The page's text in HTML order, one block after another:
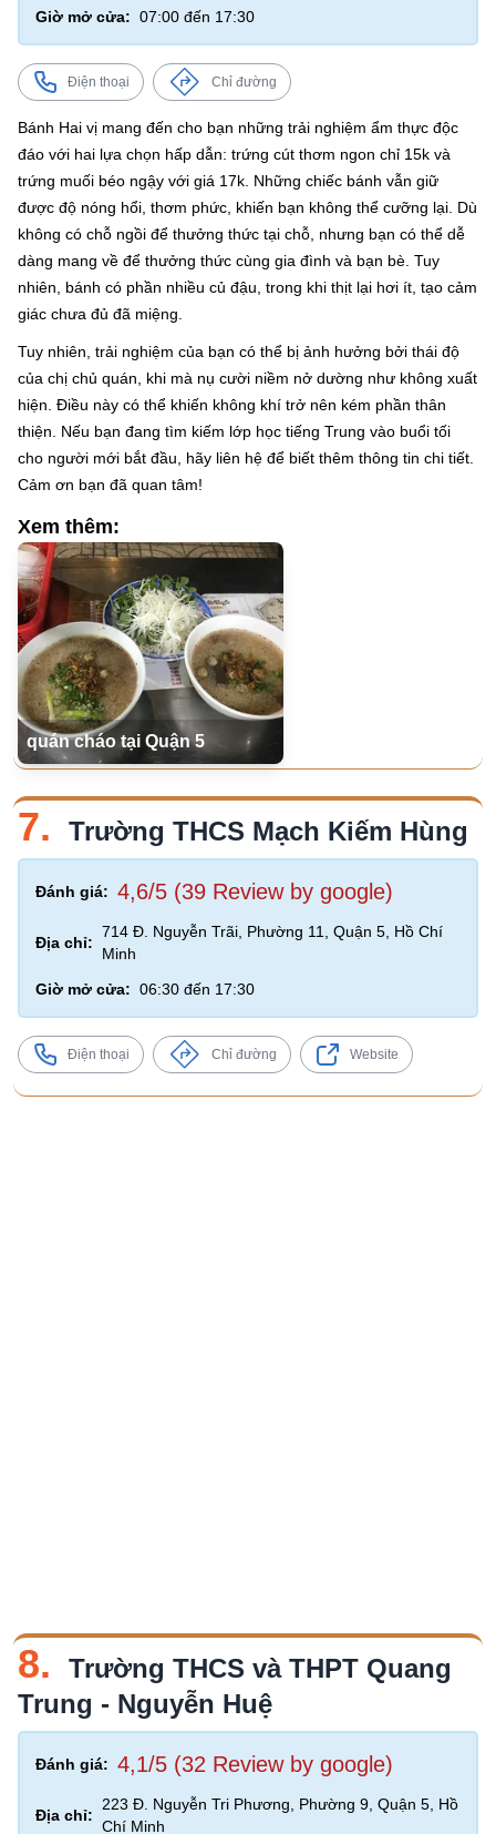
Giờ mở cửa: 07:00 đến 17:30
Điện thoại Chỉ đường
Bánh Hai vị mang đến cho bạn những trải nghiệm ẩm thực độc
đáo với hai lựa chọn hấp dẫn: trứng cút thơm ngon chỉ 15k và
trứng muối béo ngậy với giá 17k. Những chiếc bánh vẫn giữ
được độ nóng hổi, thơm phức, khiến bạn không thể cưỡng lại. Dù
không có chỗ ngồi để thưởng thức tại chỗ, nhưng bạn có thể dễ
dàng mang về để thưởng thức cùng gia đình và bạn bè. Tuy
nhiên, bánh có phần nhiều củ đậu, trong khi thịt lại hơi ít, tạo cảm
giác chưa đủ đã miệng.
Tuy nhiên, trải nghiệm của bạn có thể bị ảnh hưởng bởi thái độ
của chị chủ quán, khi mà nụ cười niềm nở dường như không xuất
hiện. Điều này có thể khiến không khí trở nên kém phần thân
thiện. Nếu bạn đang tìm kiếm lớp học tiếng Trung vào buổi tối
cho người mới bắt đầu, hãy liên hệ để biết thêm thông tin chi tiết.
Cảm ơn bạn đã quan tâm!
Xem thêm:
quán cháo tại Quận 5
7. Trường THCS Mạch Kiếm Hùng
Đánh giá: 4,6/5 (39 Review by google)
Địa chỉ:
714 Đ. Nguyễn Trãi, Phường 11, Quận 5, Hồ Chí
Minh
Giờ mở cửa: 06:30 đến 17:30
Điện thoại Chỉ đường Website
8.
Trường THCS và THPT Quang
Trung - Nguyễn Huệ
Đánh giá: 4,1/5 (32 Review by google)
Địa chỉ:
223 Đ. Nguyễn Tri Phương, Phường 9, Quận 5, Hồ
Chí Minh